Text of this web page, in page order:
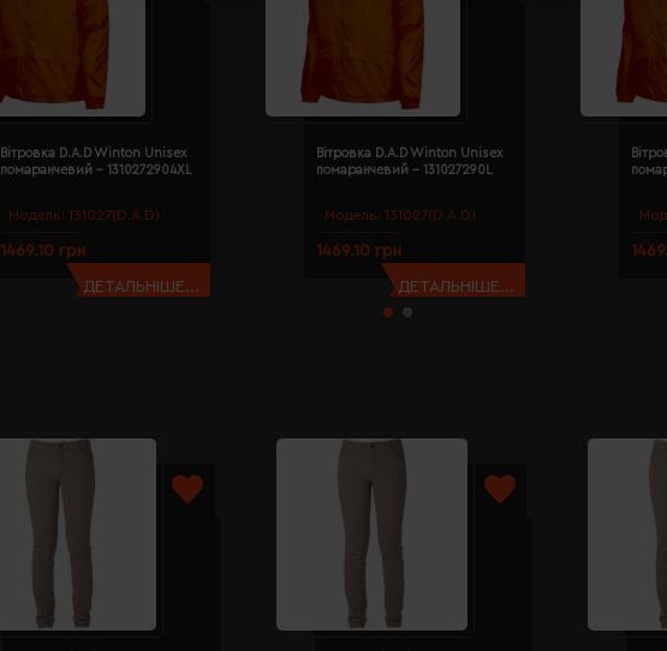
Модель: 131027(D.A.D)
Вітровка D.A.D Winton Unisex
помаранчевий - 1310272904XL
1469.10 грн
ДЕТАЛЬНІШЕ...
Модель: 131027(D.A.D)
Вітровка D.A.D Winton Unisex
помаранчевий - 131027290L
1469.10 грн
ДЕТАЛЬНІШЕ...